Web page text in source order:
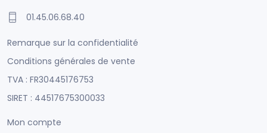
01.45.06.68.40
Remarque sur la confidentialité
Conditions générales de vente
TVA : FR30445176753
SIRET : 44517675300033
Mon compte